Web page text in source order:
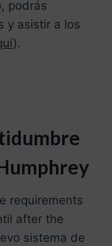
podrás
y asistir a los
).
requirements
after the
sistema de